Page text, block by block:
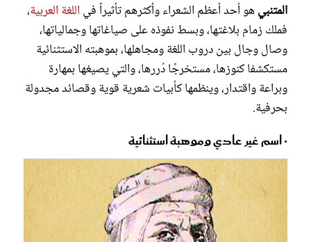
تمثال للمتنبي الشاعر العربي الكبير، نادرة زمانه، وأعجوبة عصره وأوانه -
الصورة من ويكيبيديا
المتنبيهو أحد أعظم الشعراء وأكثرهم تأثيراً في اللغة العربية،
فملك زمام بلاغتها، وبسط نفوذه على صياغاتها وجمالياتها،
وصال وجال بين دروب اللغة ومجاهلها، بموهبته الاستثنائية
مستكشفا كنوزها، مستخرجًا دُررها، والتي يصيغها بمهارة
وبراعة واقتدار، وينظمها كأبيات شعرية قوية وقصائد مجدولة
بحرفية.
• اسم غير عادي وموهبة استثنائية
مجلة سيدتي
غلاف رفمي